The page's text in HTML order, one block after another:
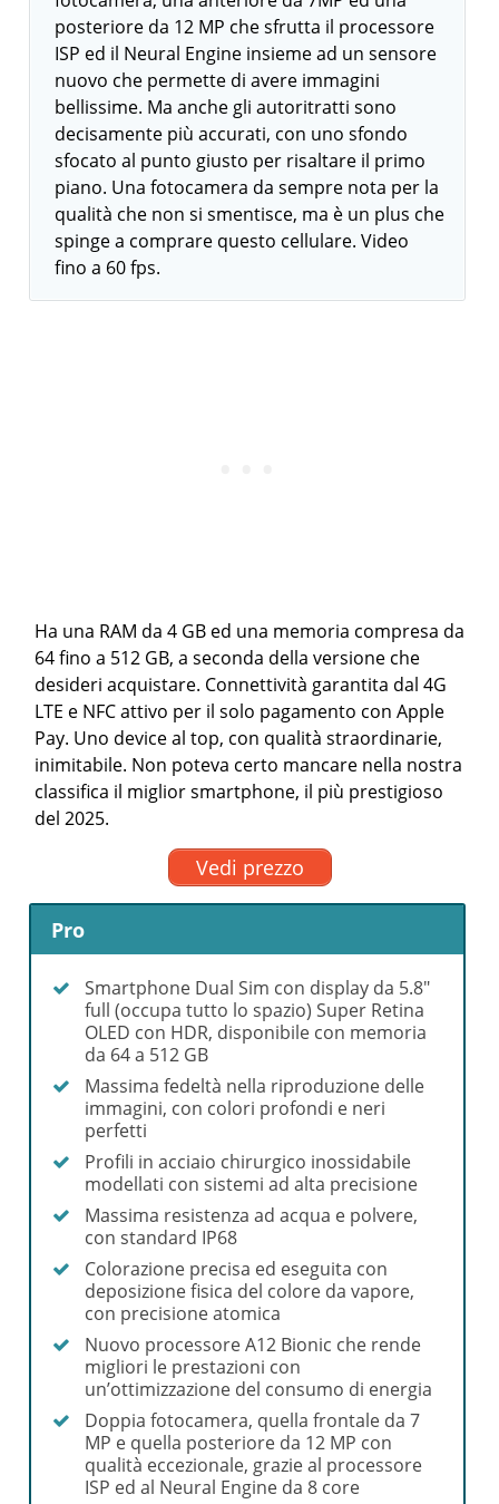
posteriore da 12 MP che sfrutta il processore
ISP ed il Neural Engine insieme ad un sensore
nuovo che permette di avere immagini
bellissime. Ma anche gli autoritratti sono
decisamente più accurati, con uno sfondo
sfocato al punto giusto per risaltare il primo
piano. Una fotocamera da sempre nota per la
qualità che non si smentisce, ma è un plus che
spinge a comprare questo cellulare. Video
fino a 60 fps.
Ha una RAM da 4 GB ed una memoria compresa da
64 fino a 512 GB, a seconda della versione che
desideri acquistare. Connettività garantita dal 4G
LTE e NFC attivo per il solo pagamento con Apple
Pay. Uno device al top, con qualità straordinarie,
inimitabile. Non poteva certo mancare nella nostra
classifica il miglior smartphone, il più prestigioso
del 2025.
Vedi prezzo
Pro
Smartphone Dual Sim con display da 5.8″
full (occupa tutto lo spazio) Super Retina
OLED con HDR, disponibile con memoria
da 64 a 512 GB
Massima fedeltà nella riproduzione delle
immagini, con colori profondi e neri
perfetti
Profili in acciaio chirurgico inossidabile
modellati con sistemi ad alta precisione
Massima resistenza ad acqua e polvere,
con standard IP68
Colorazione precisa ed eseguita con
deposizione fisica del colore da vapore,
con precisione atomica
Nuovo processore A12 Bionic che rende
migliori le prestazioni con
un’ottimizzazione del consumo di energia
Doppia fotocamera, quella frontale da 7
MP e quella posteriore da 12 MP con
qualità eccezionale, grazie al processore
ISP ed al Neural Engine da 8 core